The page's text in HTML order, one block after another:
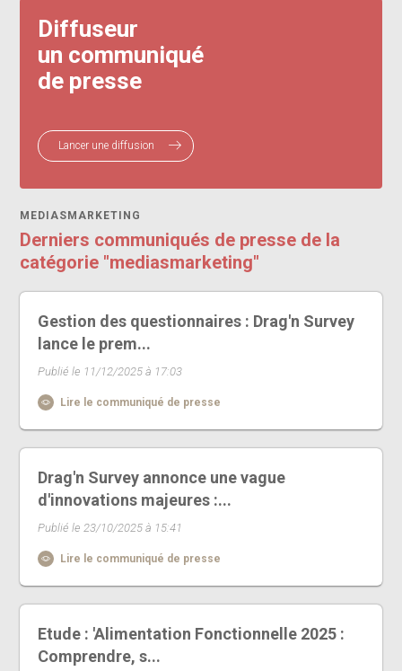
Diffuseur
un communiqué
de presse
Lancer une diffusion
MEDIASMARKETING
Derniers communiqués de presse de la
catégorie "mediasmarketing"
Gestion des questionnaires : Drag'n Survey
lance le prem...
Publié le 11/12/2025 à 17:03
Lire le communiqué de presse
Drag'n Survey annonce une vague
d'innovations majeures :...
Publié le 23/10/2025 à 15:41
Lire le communiqué de presse
Etude : 'Alimentation Fonctionnelle 2025 :
Comprendre, s...